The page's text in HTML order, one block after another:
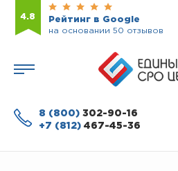
4.8
Рейтинг в Google
на основании 50 отзывов
8 (800) 302-90-16
+7 (812) 467-45-36